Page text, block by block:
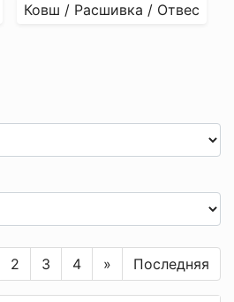
Ковш / Расшивка / Отвес
2 3 4 » Последняя